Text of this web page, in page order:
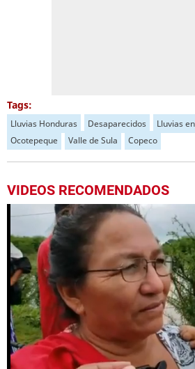
Tags:
Lluvias Honduras Desaparecidos
Lluvias
Ocotepeque
Valle de Sula Copeco
VIDEOS RECOMENDADOS